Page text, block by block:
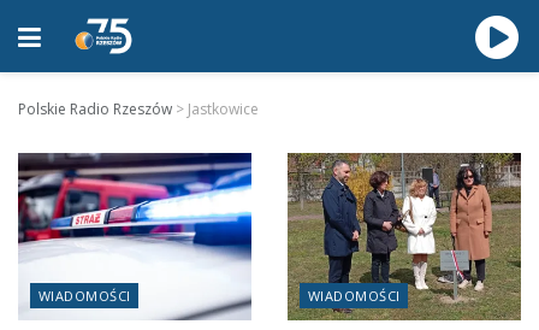
Polskie Radio Rzeszów > Jastkowice
WIADOMOŚCI WIADOMOŚCI